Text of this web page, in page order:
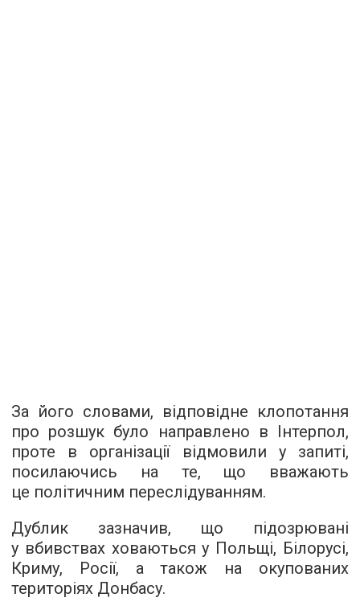
За його словами, відповідне клопотання
про розшук було направлено в Інтерпол,
проте в організації відмовили у запиті,
посилаючись на те, що вважають
це політичним переслідуванням.
Дублик зазначив, що підозрювані
у вбивствах ховаються у Польщі, Білорусі,
Криму, Росії, а також на окупованих
територіях Донбасу.